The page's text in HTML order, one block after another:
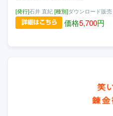
[発行]石井 直紀 [種別]ダウンロード販売
価格5,700円